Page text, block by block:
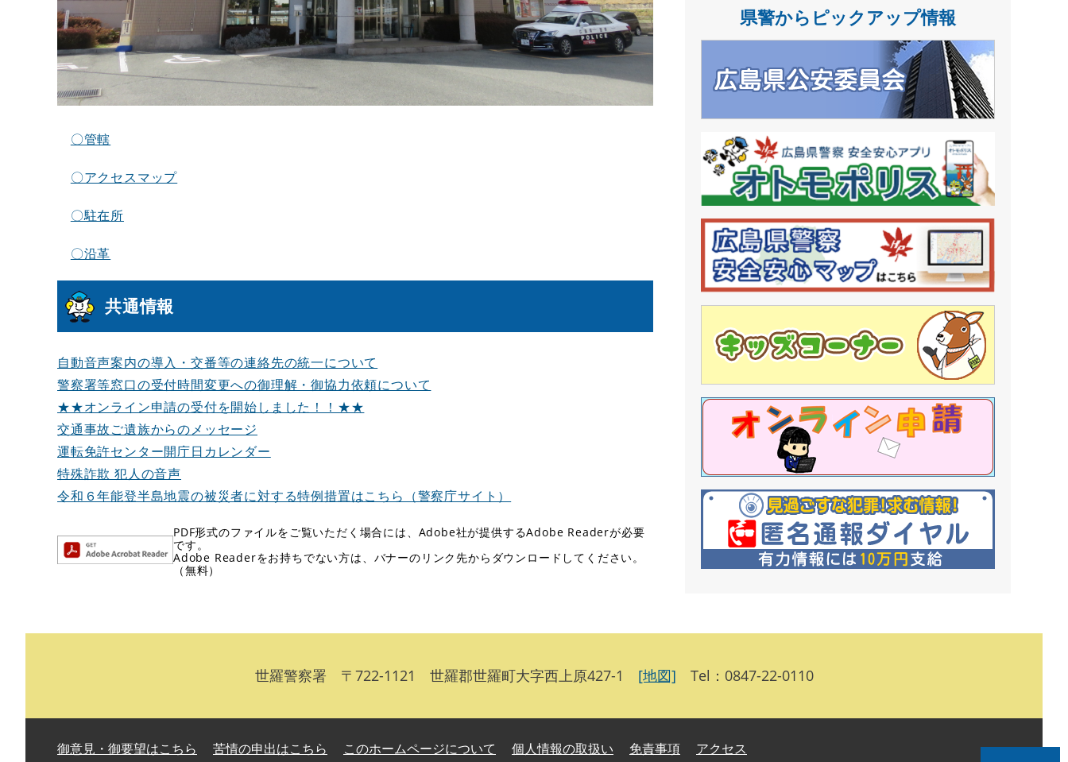
〇管轄
〇アクセスマップ
〇駐在所
〇沿革
共通情報
自動音声案内の導入・交番等の連絡先の統一について
警察署等窓口の受付時間変更への御理解・御協力依頼について
★★オンライン申請の受付を開始しました！！★★
交通事故ご遺族からのメッセージ
運転免許センター開庁日カレンダー
特殊詐欺 犯人の音声
令和６年能登半島地震の被災者に対する特例措置はこちら（警察庁サイト）
PDF形式のファイルをご覧いただく場合には、Adobe社が提供するAdobe Readerが必要
です。
Adobe Readerをお持ちでない方は、バナーのリンク先からダウンロードしてください。
（無料）
県警からピックアップ情報
世羅警察署 〒722-1121 世羅郡世羅町大字西上原427-1 [地図] Tel：0847-22-0110
御意見・御要望はこちら 苦情の申出はこちら このホームページについて 個人情報の取扱い 免責事項 アクセス